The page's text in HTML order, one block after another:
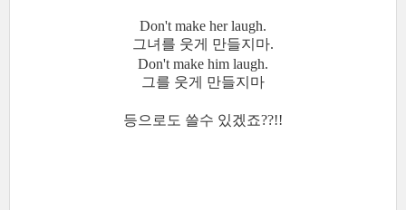
Don't make her laugh.
그녀를 웃게 만들지마.
Don't make him laugh.
그를 웃게 만들지마
등으로도 쓸수 있겠죠??!!